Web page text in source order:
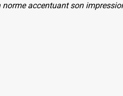
accentuant son